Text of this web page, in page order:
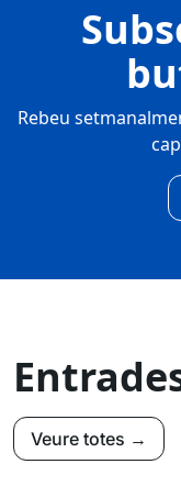
Rebeu
Veure totes →